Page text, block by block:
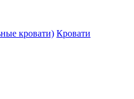
кровати) Кровати